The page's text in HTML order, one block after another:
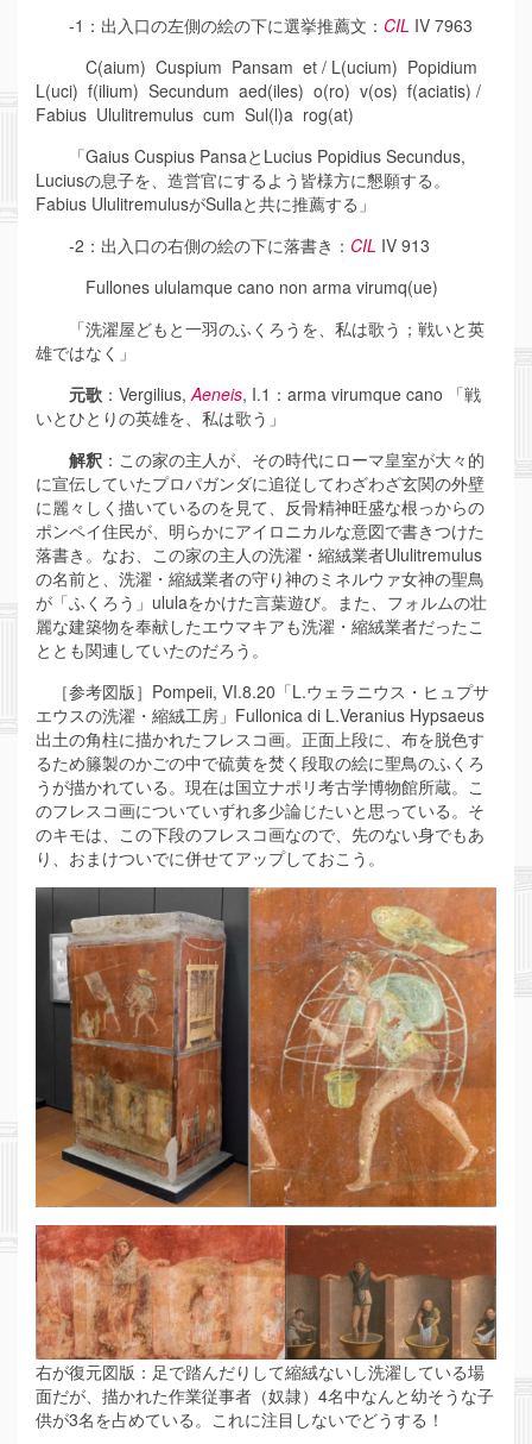
-1：出入口の左側の絵の下に選挙推薦文： CIL IV 7963
C(aium) Cuspium Pansam et / L(ucium) Popidium
L(uci) f(ilium) Secundum aed(iles) o(ro) v(os) f(aciatis) /
Fabius Ululitremulus cum Sul(l)a rog(at)
「Gaius Cuspius PansaとLucius Popidius Secundus,
Luciusの息子を、造営官にするよう皆様方に懇願する。
Fabius UlulitremulusがSullaと共に推薦する」
-2：出入口の右側の絵の下に落書き： CIL IV 913
Fullones ululamque cano non arma virumq(ue)
「洗濯屋どもと一羽のふくろうを、私は歌う；戦いと英
雄ではなく」
元歌 ：Vergilius,Aeneis, I.1：arma virumque cano 「戦
いとひとりの英雄を、私は歌う」
解釈 ：この家の主人が、その時代にローマ皇室が大々的
に宣伝していたプロパガンダに追従してわざわざ玄関の外壁
に麗々しく描いているのを見て、反骨精神旺盛な根っからの
ポンペイ住民が、明らかにアイロニカルな意図で書きつけた
落書き。なお、この家の主人の洗濯・縮絨業者Ululitremulus
の名前と、洗濯・縮絨業者の守り神のミネルウァ女神の聖鳥
が「ふくろう」ululaをかけた言葉遊び。また、フォルムの壮
麗な建築物を奉献したエウマキアも洗濯・縮絨業者だったこ
ととも関連していたのだろう。
［参考図版］Pompeii, VI.8.20「L.ウェラニウス・ヒュプサ
エウスの洗濯・縮絨工房」Fullonica di L.Veranius Hypsaeus
出土の角柱に描かれたフレスコ画。正面上段に、布を脱色す
るため籐製のかごの中で硫黄を焚く段取の絵に聖鳥のふくろ
うが描かれている。現在は国立ナポリ考古学博物館所蔵。こ
のフレスコ画についていずれ多少論じたいと思っている。そ
のキモは、この下段のフレスコ画なので、先のない身でもあ
り、おまけついでに併せてアップしておこう。
右が復元図版：足で踏んだりして縮絨ないし洗濯している場
面だが、描かれた作業従事者（奴隷）4名中なんと幼そうな子
供が3名を占めている。これに注目しないでどうする！